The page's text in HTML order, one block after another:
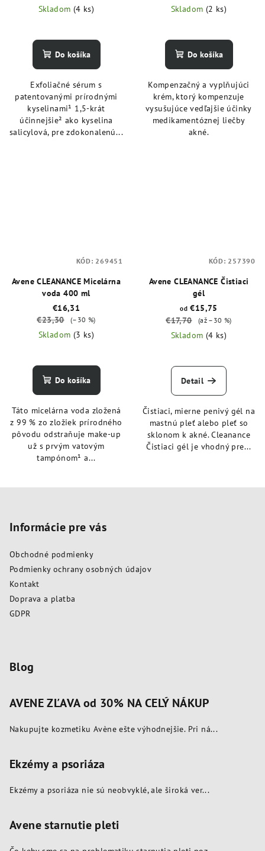
Skladom (4 ks)
Do košíka
Exfoliačné sérum s
patentovanými prírodnými
kyselinami¹ 1,5-krát
účinnejšie² ako kyselina
salicylová, pre zdokonalenú...
Skladom (2 ks)
Do košíka
Kompenzačný a vyplňujúci
krém, ktorý kompenzuje
vysušujúce vedľajšie účinky
medikamentóznej liečby
akné.
Avene CLEANANCE Micelárna
voda 400 ml
€16,31
€23,30
(–30 %)
Skladom (3 ks)
Do košíka
Táto micelárna voda zložená
z 99 % zo zložiek prírodného
pôvodu odstraňuje make-up
už s prvým vatovým
tampónom¹ a...
KÓD: 269451
Avene CLEANANCE Čistiaci
gél
od €15,75
€17,70
(až –30 %)
Skladom (4 ks)
Detail
Čistiaci, mierne penivý gél na
mastnú pleť alebo pleť so
sklonom k akné. Cleanance
Čistiaci gél je vhodný pre...
KÓD: 257390
Informácie pre vás
Obchodné podmienky
Podmienky ochrany osobných údajov
Kontakt
Doprava a platba
GDPR
Blog
AVENE ZĽAVA od 30% NA CELÝ NÁKUP
Nakupujte kozmetiku Avène ešte výhodnejšie. Pri ná...
Ekzémy a psoriáza
Ekzémy a psoriáza nie sú neobvyklé, ale široká ver...
Avene starnutie pleti